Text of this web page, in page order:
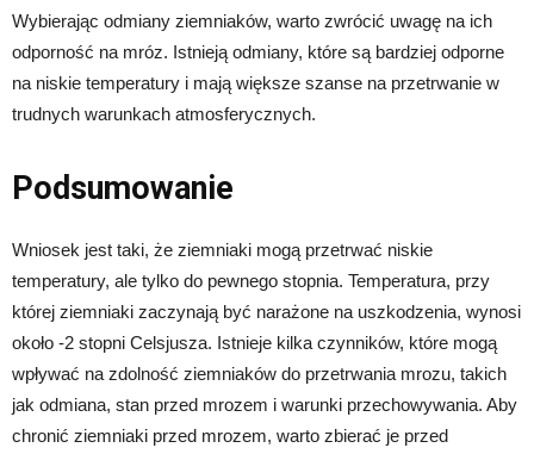
Wybierając odmiany ziemniaków, warto zwrócić uwagę na ich
odporność na mróz. Istnieją odmiany, które są bardziej odporne
na niskie temperatury i mają większe szanse na przetrwanie w
trudnych warunkach atmosferycznych.
Podsumowanie
Wniosek jest taki, że ziemniaki mogą przetrwać niskie
temperatury, ale tylko do pewnego stopnia. Temperatura, przy
której ziemniaki zaczynają być narażone na uszkodzenia, wynosi
około -2 stopni Celsjusza. Istnieje kilka czynników, które mogą
wpływać na zdolność ziemniaków do przetrwania mrozu, takich
jak odmiana, stan przed mrozem i warunki przechowywania. Aby
chronić ziemniaki przed mrozem, warto zbierać je przed